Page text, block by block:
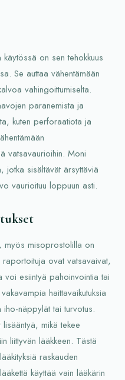
on sen tehokkuus
Se auttaa vähentämään
vahingoittumiselta.
paranemista ja
kuten perforaatiota ja
vatsavaurioihin. Moni
jotka sisältävät ärsyttäviä
vaurioituu loppuun asti.
myös misoprostolilla on
raportoituja ovat vatsavaivat,
voi esiintyä pahoinvointia tai
haittavaikutuksia
näppylät tai turvotus.
mikä tekee
liittyvän lääkkeen. Tästä
raskauden
käyttää vain lääkärin